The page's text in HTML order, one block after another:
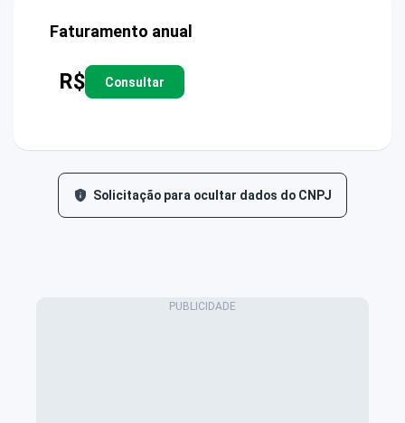
Faturamento anual
R$ Consultar
Solicitação para ocultar dados do CNPJ